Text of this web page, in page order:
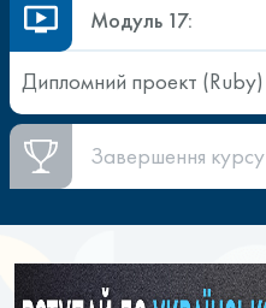
Модуль 17:
Дипломний проект (Ruby)
Завершення курсу